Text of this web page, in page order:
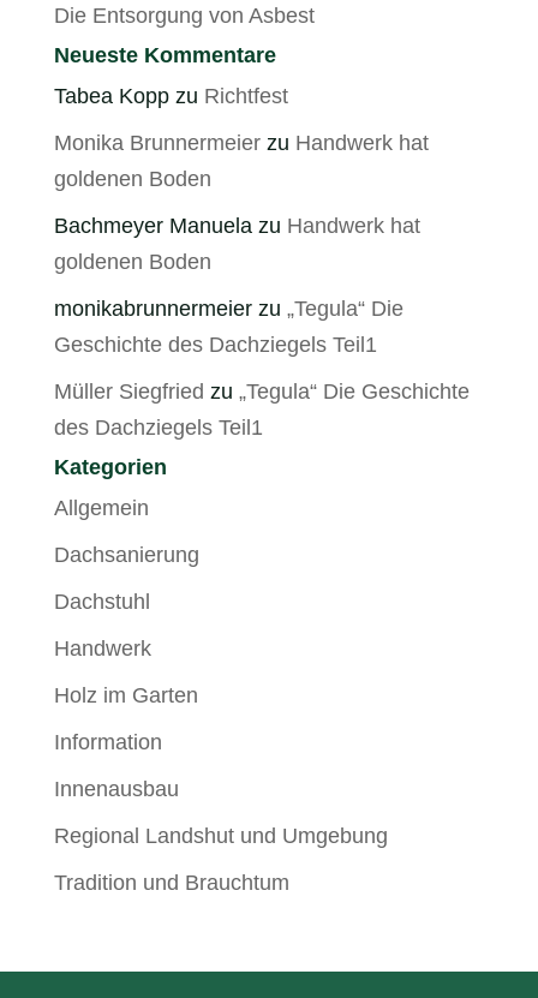
Die Entsorgung von Asbest
Neueste Kommentare
Tabea Koppzu Richtfest
Monika Brunnermeierzu Handwerk hat
goldenen Boden
Bachmeyer Manuelazu Handwerk hat
goldenen Boden
monikabrunnermeierzu „Tegula“ Die
Geschichte des Dachziegels Teil1
Müller Siegfried zu „Tegula“ Die Geschichte
des Dachziegels Teil1
Kategorien
Allgemein
Dachsanierung
Dachstuhl
Handwerk
Holz im Garten
Information
Innenausbau
Regional Landshut und Umgebung
Tradition und Brauchtum